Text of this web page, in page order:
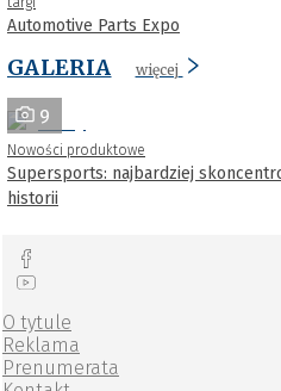
Automotive Parts Expo
GALERIA więcej
9
Nowości produktowe
Supersports: najbardziej
historii
O tytule
Reklama
Prenumerata